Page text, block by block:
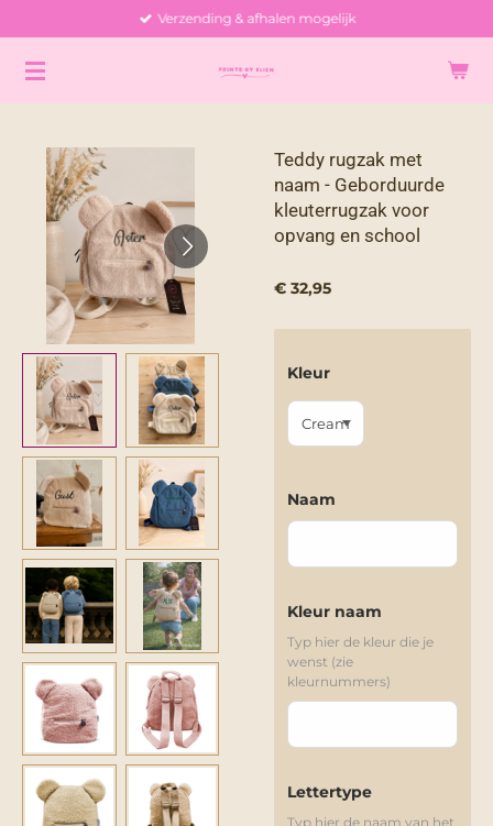
naar
Verzending & afhalen mogelijk
Teddy rugzak met
naam - Geborduurde
kleuterrugzak voor
opvang en school
€ 32,95
Kleur
Naam
Kleur naam
Typ hier de kleur die je
wenst (zie
kleurnummers)
Lettertype
Typ hier de naam van het